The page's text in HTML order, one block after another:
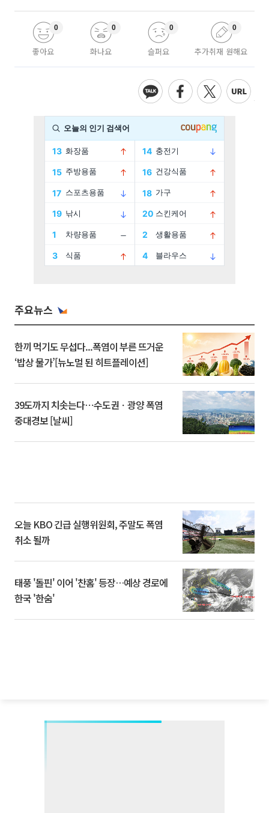
좋아요
0
화나요
0
슬퍼요
0
추가취재 원해요
0
주요뉴스
한끼 먹기도 무섭다...폭염이 부른 뜨거운
‘밥상 물가’[뉴노멀 된 히트플레이션]
39도까지 치솟는다⋯수도권ㆍ광양 폭염
중대경보 [날씨]
오늘 KBO 긴급 실행위원회, 주말도 폭염
취소 될까
태풍 '돌핀' 이어 '찬홈' 등장…예상 경로에
한국 '한숨'